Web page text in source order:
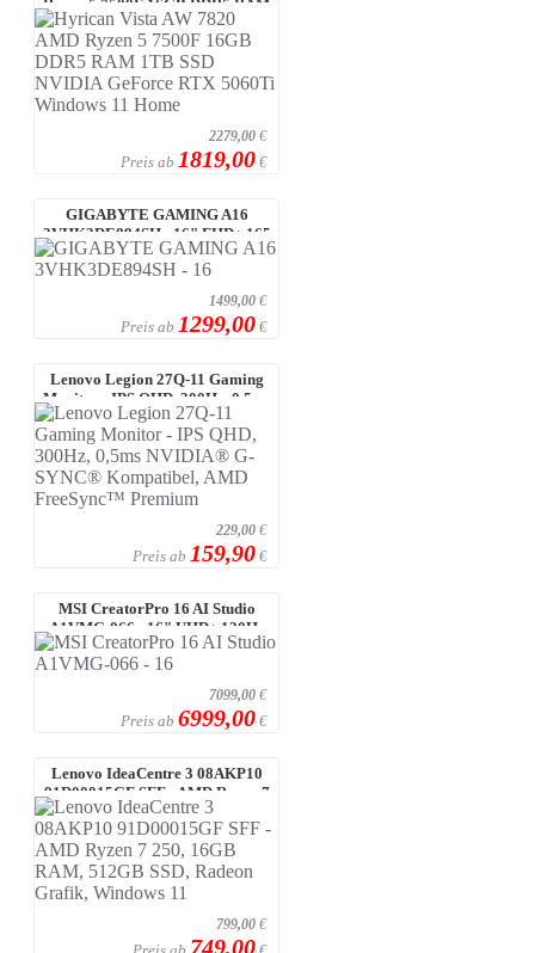
Ryzen 5 7500F 16GB DDR5 RAM
1TB SSD NV ...
2279,00 €
Preis ab 1819,00 €
GIGABYTE GAMING A16
3VHK3DE894SH - 16" FHD+ 165
Hz Display, AMD ...
1499,00 €
Preis ab 1299,00 €
Lenovo Legion 27Q-11 Gaming
Monitor - IPS QHD, 300Hz, 0,5ms
NVID ...
229,00 €
Preis ab 159,90 €
MSI CreatorPro 16 AI Studio
A1VMG-066 - 16" UHD+ 120Hz
miniLED D ...
7099,00 €
Preis ab 6999,00 €
Lenovo IdeaCentre 3 08AKP10
91D00015GF SFF - AMD Ryzen 7
250, 16 ...
799,00 €
749,00